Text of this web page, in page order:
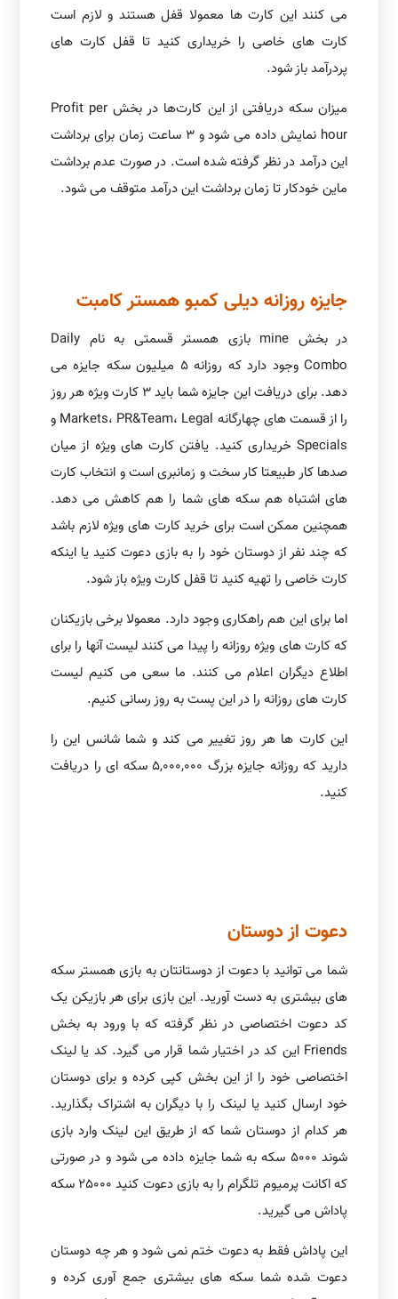
می کنند این کارت ها معمولا قفل هستند و لازم است
کارت های خاصی را خریداری کنید تا قفل کارت های
پردرآمد باز شود.
میزان سکه دریافتی از این کارت‌ها در بخش Profit per
hour نمایش داده می شود و 3 ساعت زمان برای برداشت
این درآمد در نظر گرفته شده است. در صورت عدم برداشت
ماین خودکار تا زمان برداشت این درآمد متوقف می شود.
جایزه روزانه دیلی کمبو همستر کامبت
در بخش mine بازی همستر قسمتی به نام Daily
Combo وجود دارد که روزانه 5 میلیون سکه جایزه می
دهد. برای دریافت این جایزه شما باید 3 کارت ویژه هر روز
را از قسمت های چهارگانه Markets، PR&Team، Legal و
Specials خریداری کنید. یافتن کارت های ویژه از میان
صدها کار طبیعتا کار سخت و زمانبری است و انتخاب کارت
های اشتباه هم سکه های شما را هم کاهش می دهد.
همچنین ممکن است برای خرید کارت های ویژه لازم باشد
که چند نفر از دوستان خود را به بازی دعوت کنید یا اینکه
کارت خاصی را تهیه کنید تا قفل کارت ویژه باز شود.
اما برای این هم راهکاری وجود دارد. معمولا برخی بازیکنان
که کارت های ویژه روزانه را پیدا می کنند لیست آنها را برای
اطلاع دیگران اعلام می کنند. ما سعی می کنیم لیست
کارت های روزانه را در این پست به روز رسانی کنیم.
این کارت ها هر روز تغییر می کند و شما شانس این را
دارید که روزانه جایزه بزرگ 5,000,000 سکه ای را دریافت
کنید.
دعوت از دوستان
شما می توانید با دعوت از دوستانتان به بازی همستر سکه
های بیشتری به دست آورید. این بازی برای هر بازیکن یک
کد دعوت اختصاصی در نظر گرفته که با ورود به بخش
Friends این کد در اختیار شما قرار می گیرد. کد یا لینک
اختصاصی خود را از این بخش کپی کرده و برای دوستان
خود ارسال کنید یا لینک را با دیگران به اشتراک بگذارید.
هر کدام از دوستان شما که از طریق این لینک وارد بازی
شوند 5000 سکه به شما جایزه داده می شود و در صورتی
که اکانت پرمیوم تلگرام را به بازی دعوت کنید 25000 سکه
پاداش می گیرید.
این پاداش فقط به دعوت ختم نمی شود و هر چه دوستان
دعوت شده شما سکه های بیشتری جمع آوری کرده و